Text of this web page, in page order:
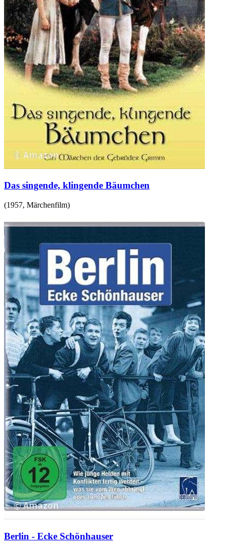
Das singende, klingende Bäumchen
(1957, Märchenfilm)
Berlin - Ecke Schönhauser